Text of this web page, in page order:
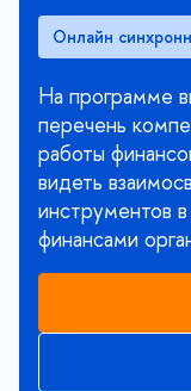
Онлайн
На программе
перечень
работы
видеть
инструментов
финансами